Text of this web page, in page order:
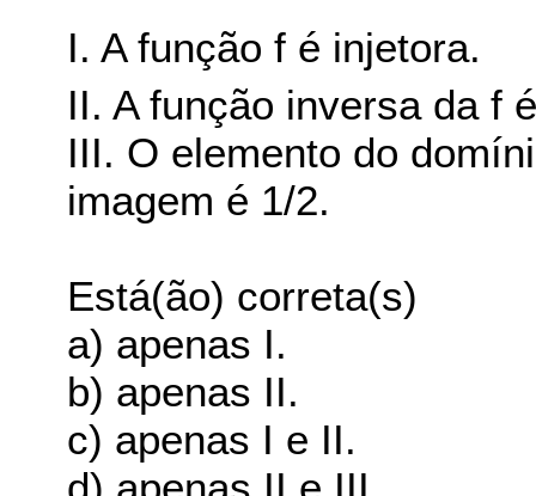
I. A função f é injetora.
II. A função inversa da f
III. O elemento do
imagem é 1/2.
Está(ão) correta(s)
a) apenas I.
b) apenas II.
c) apenas I e II.